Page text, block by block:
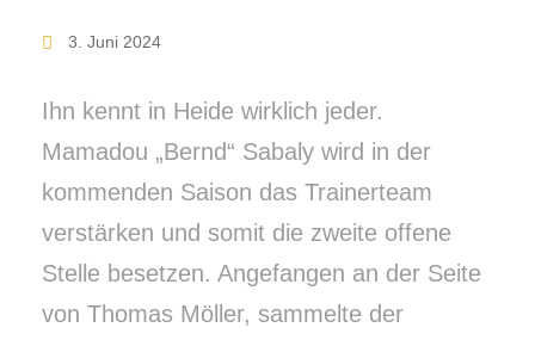
3. Juni 2024
Ihn kennt in Heide wirklich jeder.
Mamadou „Bernd“ Sabaly wird in der
kommenden Saison das Trainerteam
verstärken und somit die zweite offene
Stelle besetzen. Angefangen an der Seite
von Thomas Möller, sammelte der